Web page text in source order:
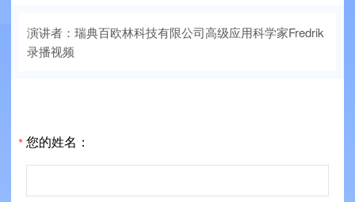
演讲者：瑞典百欧林科技有限公司高级应用科学家Fredrik
录播视频
*您的姓名：